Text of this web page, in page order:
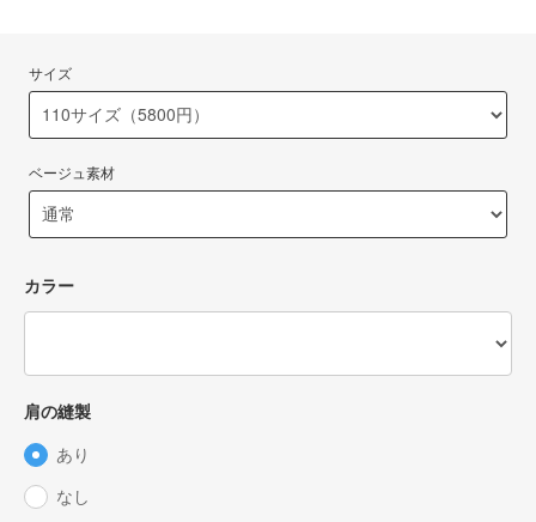
サイズ
ベージュ素材
カラー
肩の縫製
あり
なし